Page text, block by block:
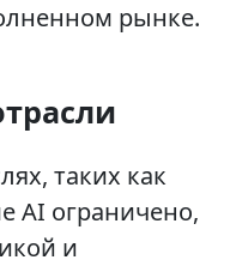
рынке.
таких как
AI ограничено,
и